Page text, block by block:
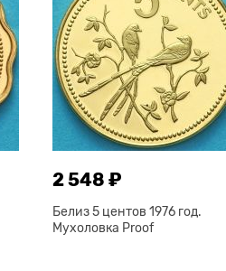
2 548 ₽
Белиз 5 центов 1976 год.
Мухоловка Proof